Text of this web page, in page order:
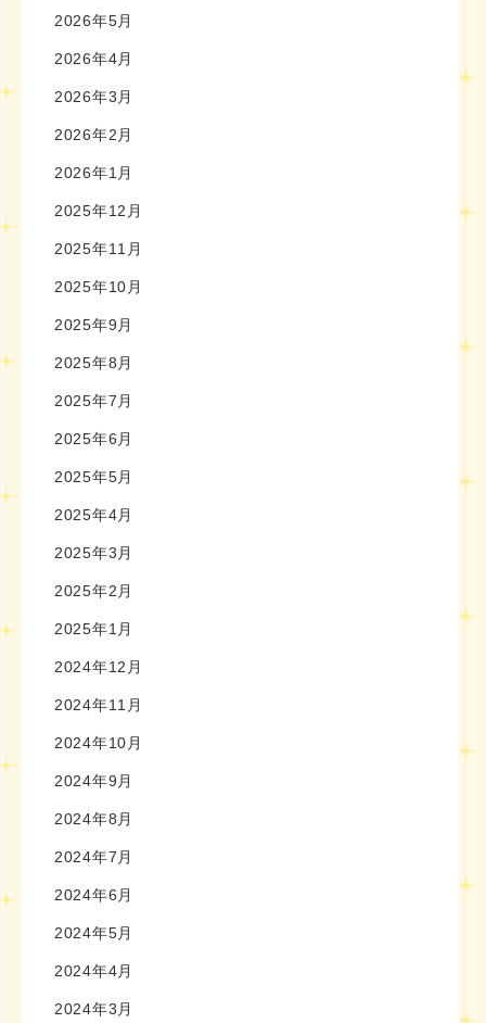
2026年5月
2026年4月
2026年3月
2026年2月
2026年1月
2025年12月
2025年11月
2025年10月
2025年9月
2025年8月
2025年7月
2025年6月
2025年5月
2025年4月
2025年3月
2025年2月
2025年1月
2024年12月
2024年11月
2024年10月
2024年9月
2024年8月
2024年7月
2024年6月
2024年5月
2024年4月
2024年3月